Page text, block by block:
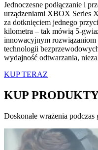
Jednoczesne podłączanie i
urządzeniami XBOX Series
za dotknięciem jednego
kilometra – tak mówią 5-
innowacyjnym rozwiązaniom
technologii
wydajność odtwarzania,
KUP TERAZ
KUP
Doskonałe wrażenia podczas